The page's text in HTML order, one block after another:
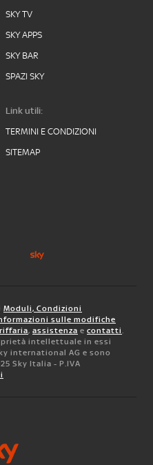
SKY TV
SKY APPS
SKY BAR
SPAZI SKY
Link utili:
TERMINI E CONDIZIONI
SITEMAP
Moduli, Condizioni
sulle modifiche
, assistenza e contatti.
intellettuale in essi
international AG e sono
Sky Italia - P.IVA